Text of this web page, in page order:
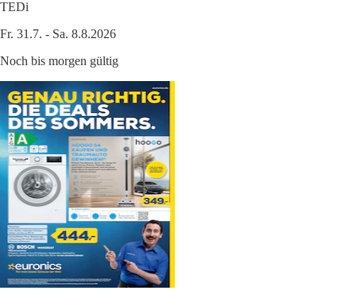
TEDi
Fr. 31.7. - Sa. 8.8.2026
Noch bis morgen gültig